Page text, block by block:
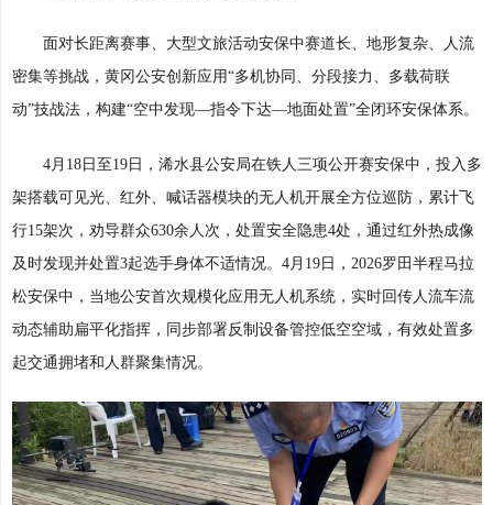
面对长距离赛事、大型文旅活动安保中赛道长、地形复杂、人流
密集等挑战，黄冈公安创新应用“多机协同、分段接力、多载荷联
动”技战法，构建“空中发现—指令下达—地面处置”全闭环安保体系。
4月18日至19日，浠水县公安局在铁人三项公开赛安保中，投入多
架搭载可见光、红外、喊话器模块的无人机开展全方位巡防，累计飞
行15架次，劝导群众630余人次，处置安全隐患4处，通过红外热成像
及时发现并处置3起选手身体不适情况。4月19日，2026罗田半程马拉
松安保中，当地公安首次规模化应用无人机系统，实时回传人流车流
动态辅助扁平化指挥，同步部署反制设备管控低空空域，有效处置多
起交通拥堵和人群聚集情况。